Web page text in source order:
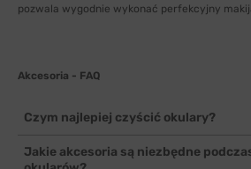
pozwala wygodnie wykonać perfekcyjny
Akcesoria - FAQ
Czym najlepiej czyścić okulary?
ściereczkę z mikrofibry. Taki materiał jest
Jakie akcesoria są niezbędne